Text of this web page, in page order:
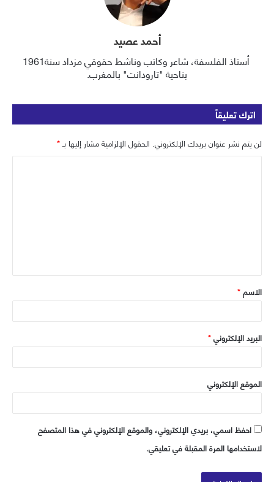
أحمد عصيد
أستاذ الفلسفة، شاعر وكاتب وناشط حقوقي مزداد سنة1961
بناحية "تارودانت" بالمغرب.
اترك تعليقاً
لن يتم نشر عنوان بريدك الإلكتروني. الحقول الإلزامية مشار إليها بـ*
ق
*
الاسم*
البريد الإلكتروني*
الموقع الإلكتروني
احفظ اسمي، بريدي الإلكتروني، والموقع الإلكتروني في هذا المتصفح
لاستخدامها المرة المقبلة في تعليقي.